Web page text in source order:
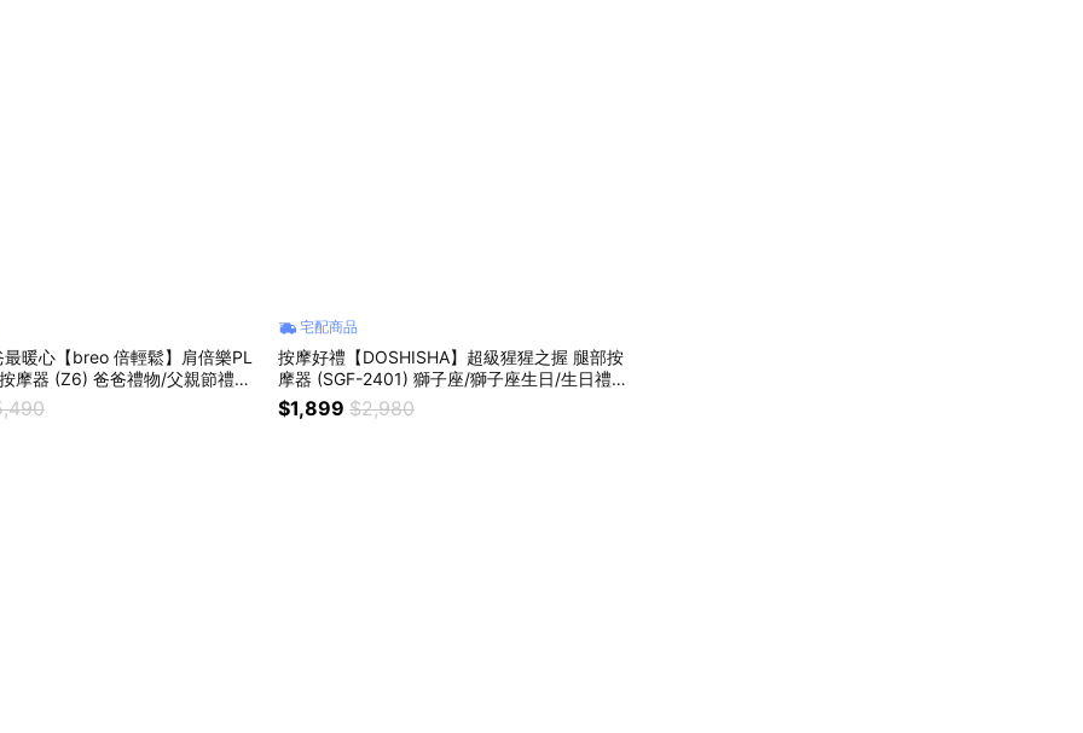
暖心【breo 倍輕鬆】肩倍樂PL
摩器 (Z6) 爸爸禮物/父親節禮物/
按摩/肩頸痠痛/肩背放鬆/上班族/
宅配商品
按摩好禮【DOSHISHA】超級猩猩之握 腿部按
摩器 (SGF-2401) 獅子座/獅子座生日/生日禮物/
父親節/情人節/舒適按摩/氣壓式按摩/小腿痠痛/
辦公室/交換禮物/辦公室久站久坐
$1,899 $2,980